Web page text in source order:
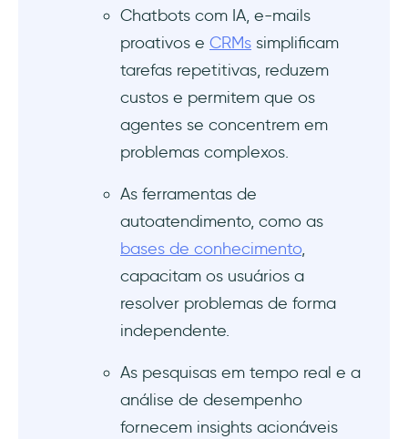
Recapitulando: Como implementar a
automação do atendimento ao cliente
Práticas recomendadas para automação do
suporte ao cliente
1- Personalização e customização
2- Respostas automatizadas claras e
3- Equilibre a automação com a interação
humana
4- Monitoramento e aprimoramento
contínuos da automação
Desafios comuns na automação do suporte
ao cliente
‍Chatbots com IA, e-mails
proativos e CRMs simplificam
tarefas repetitivas, reduzem
custos e permitem que os
agentes se concentrem em
problemas complexos.
As ferramentas de
autoatendimento, como as
bases de conhecimento,
capacitam os usuários a
resolver problemas de forma
independente.
As pesquisas em tempo real e a
análise de desempenho
fornecem insights acionáveis